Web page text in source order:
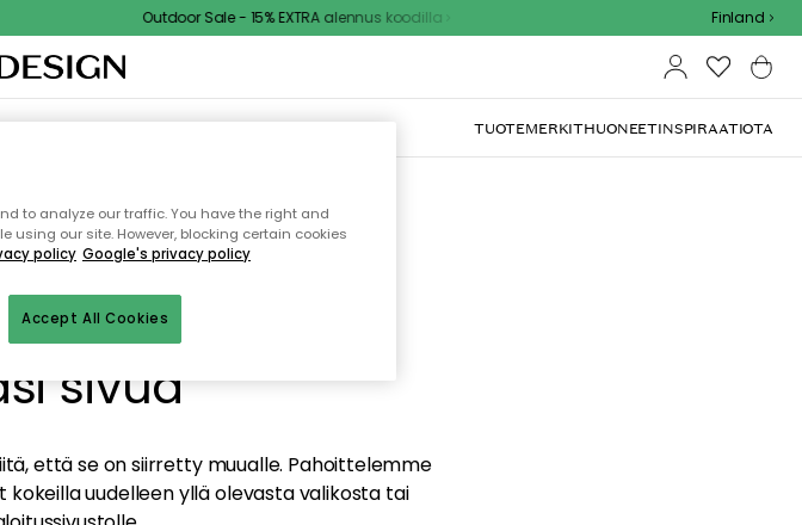
Outdoor Sale - 15% EXTRA alennus koodilla Finland
SÄILYTYSULKOKALUSTEET TUOTEMERKITHUONEETINSPIRAATIOTA
löydä
sivua
että se on siirretty muualle. Pahoittelemme
uudelleen yllä olevasta valikosta tai
to analyze our traffic. You have the right and
using our site. However, blocking certain cookies
policy Google's privacy policy
Accept All Cookies